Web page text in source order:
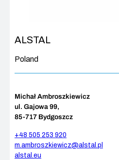
ALSTAL
Poland
Michał Ambroszkiewicz
ul. Gajowa 99,
85-717 Bydgoszcz
+48 505 253 920
m.ambroszkiewicz@alstal.pl
alstal.eu